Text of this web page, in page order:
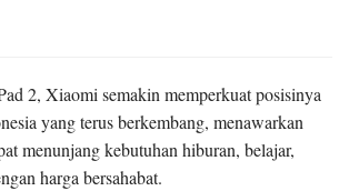
2, Xiaomi semakin memperkuat posisinya
yang terus berkembang, menawarkan
menunjang kebutuhan hiburan, belajar,
harga bersahabat.